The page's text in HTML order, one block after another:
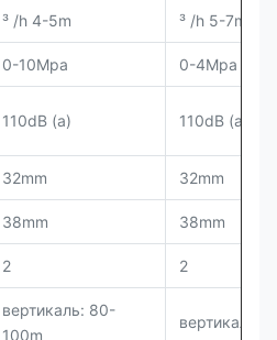
³ /h 4-5m ³ /h 5-7m
0-10Mpa 0-4Mpa
110dB (a) 110dB (a)
32mm 32mm
38mm 38mm
2 2
вертикаль: 80-
100m
вертикаль: